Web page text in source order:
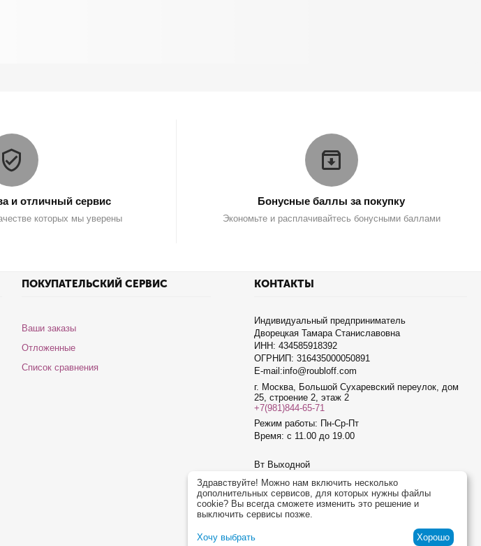
и отличный сервис
которых мы уверены
Бонусные баллы за покупку
Экономьте и расплачивайтесь бонусными баллами
ПОКУПАТЕЛЬСКИЙ СЕРВИС
Ваши заказы
Отложенные
Список сравнения
КОНТАКТЫ
Индивидуальный предприниматель
Дворецкая Тамара Станиславовна
ИНН: 434585918392
ОГРНИП: 316435000050891
E-mail:info@roubloff.com
г. Москва, Большой Сухаревский переулок, дом
25, строение 2, этаж 2
+7(981)844-65-71
Режим работы: Пн-Ср-Пт
Время: с 11.00 до 19.00
Вт Выходной
Чт Выходной
Сб Выходной
Вс Выходной
Здравствуйте! Можно нам включить несколько
дополнительных сервисов, для которых нужны файлы
cookie? Вы всегда сможете изменить это решение и
выключить сервисы позже.
Хочу выбрать Хорошо